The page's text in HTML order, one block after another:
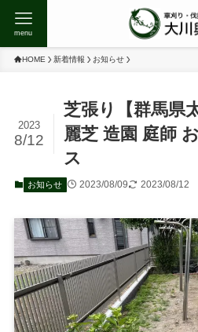
menu
HOME 新着情報 お知らせ
芝張り【群馬県
麗芝 造園 庭師
ス
2023
8/12
お知らせ 2023/08/09 2023/08/12